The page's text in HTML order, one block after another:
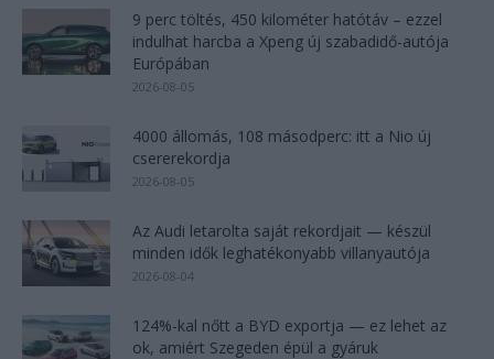
9 perc töltés, 450 kilométer hatótáv – ezzel
indulhat harcba a Xpeng új szabadidő-autója
Európában
2026-08-05
4000 állomás, 108 másodperc: itt a Nio új
csererekordja
2026-08-05
Az Audi letarolta saját rekordjait — készül
minden idők leghatékonyabb villanyautója
2026-08-04
124%-kal nőtt a BYD exportja — ez lehet az
ok, amiért Szegeden épül a gyáruk